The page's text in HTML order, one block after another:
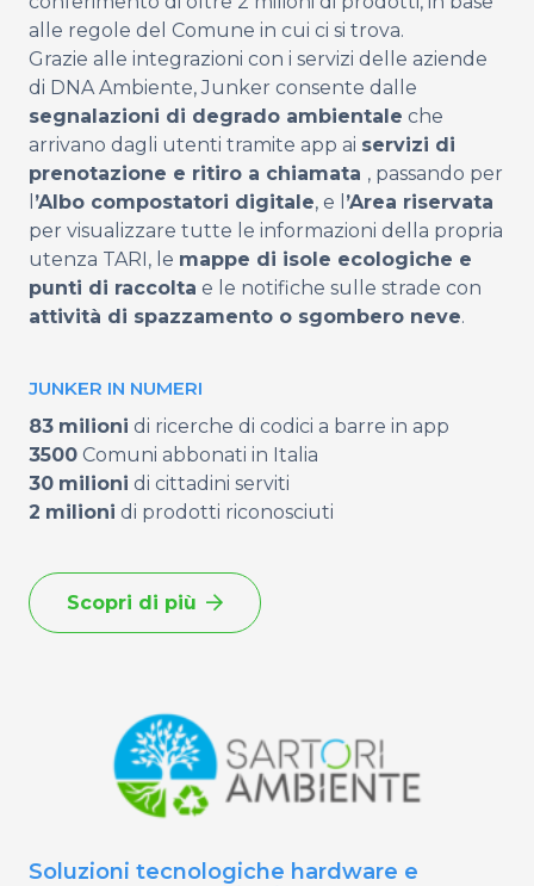
alle regole del Comune in cui ci si trova.
Grazie alle integrazioni con i servizi delle aziende
di DNA Ambiente, Junker consente dalle
segnalazioni di degrado ambientale che
arrivano dagli utenti tramite app ai servizi di
prenotazione e ritiro a chiamata , passando per
’Albo compostatori digitale, e l ’Area riservata
per visualizzare tutte le informazioni della propria
utenza TARI, le mappe di isole ecologiche e
punti di raccolta e le notifiche sulle strade con
attività di spazzamento o sgombero neve.
JUNKER IN NUMERI
83 milioni di ricerche di codici a barre in app
3500 Comuni abbonati in Italia
30 milioni di cittadini serviti
2 milioni di prodotti riconosciuti
Scopri di più
Soluzioni tecnologiche hardware e